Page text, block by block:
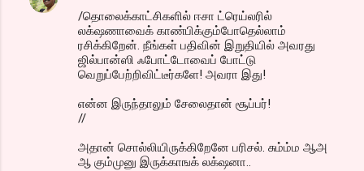
/தொலைக்காட்சிகளில் ஈசா ட்ரெய்லரில்
லக்‌ஷணாவைக் காண்பிக்கும்போதெல்லாம்
ரசிக்கிறேன். நீங்கள் பதிவின் இறுதியில் அவரது
ஜில்பான்ஸி ஃபோட்டோவைப் போட்டு
வெறுப்பேற்றிவிட்டீர்களே! அவரா இது!
என்ன இருந்தாலும் சேலைதான் சூப்பர்!
//
அதான் சொல்லியிருக்கிறேனே பரிசல். சும்ம்ம ஆஅ
ஆ கும்முனு இருக்காஙக் லக்‌ஷனா..